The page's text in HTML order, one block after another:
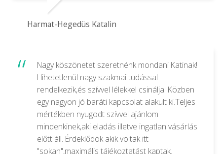
Harmat-Hegedüs Katalin
Nagy köszönetet szeretnénk mondani Katinak!
Hihetetlenül nagy szakmai tudással
rendelkezik,és szívvel lélekkel csinálja! Közben
egy nagyon jó baráti kapcsolat alakult ki.Teljes
mértékben nyugodt szívvel ajánlom
mindenkinek,aki eladás illetve ingatlan vásárlás
előtt áll. Érdeklődök akik voltak itt
"sokan",maximális tájékoztatást kaptak.